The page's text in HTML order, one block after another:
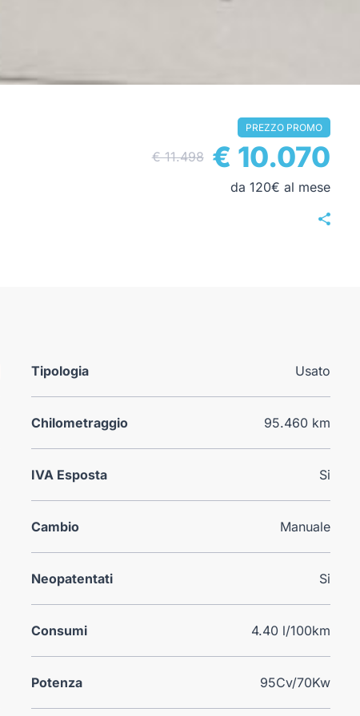
PREZZO PROMO
€ 11.498 € 10.070
da 120€ al mese
Tipologia Usato
Chilometraggio 95.460 km
IVA Esposta Si
Cambio Manuale
Neopatentati Si
Consumi 4.40 l/100km
Potenza 95Cv/70Kw